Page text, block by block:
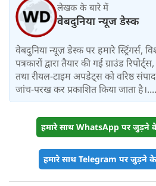
लेखक के बारे में
वेबदुनिया न्यूज डेस्क
वेबदुनिया न्यूज़ डेस्क पर हमारे स्ट्रिंगर्स,
पत्रकारों द्वारा तैयार की गई ग्राउंड
तथा रीयल-टाइम अपडेट्स को वरिष्ठ
जांच-परख कर प्रकाशित किया जाता है।....
हमारे साथ WhatsApp पर जुड़ने
हमारे साथ Telegram पर जुड़ने